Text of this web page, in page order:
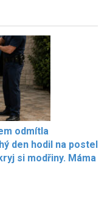
odmítla
den hodil na postel
si modřiny. Máma